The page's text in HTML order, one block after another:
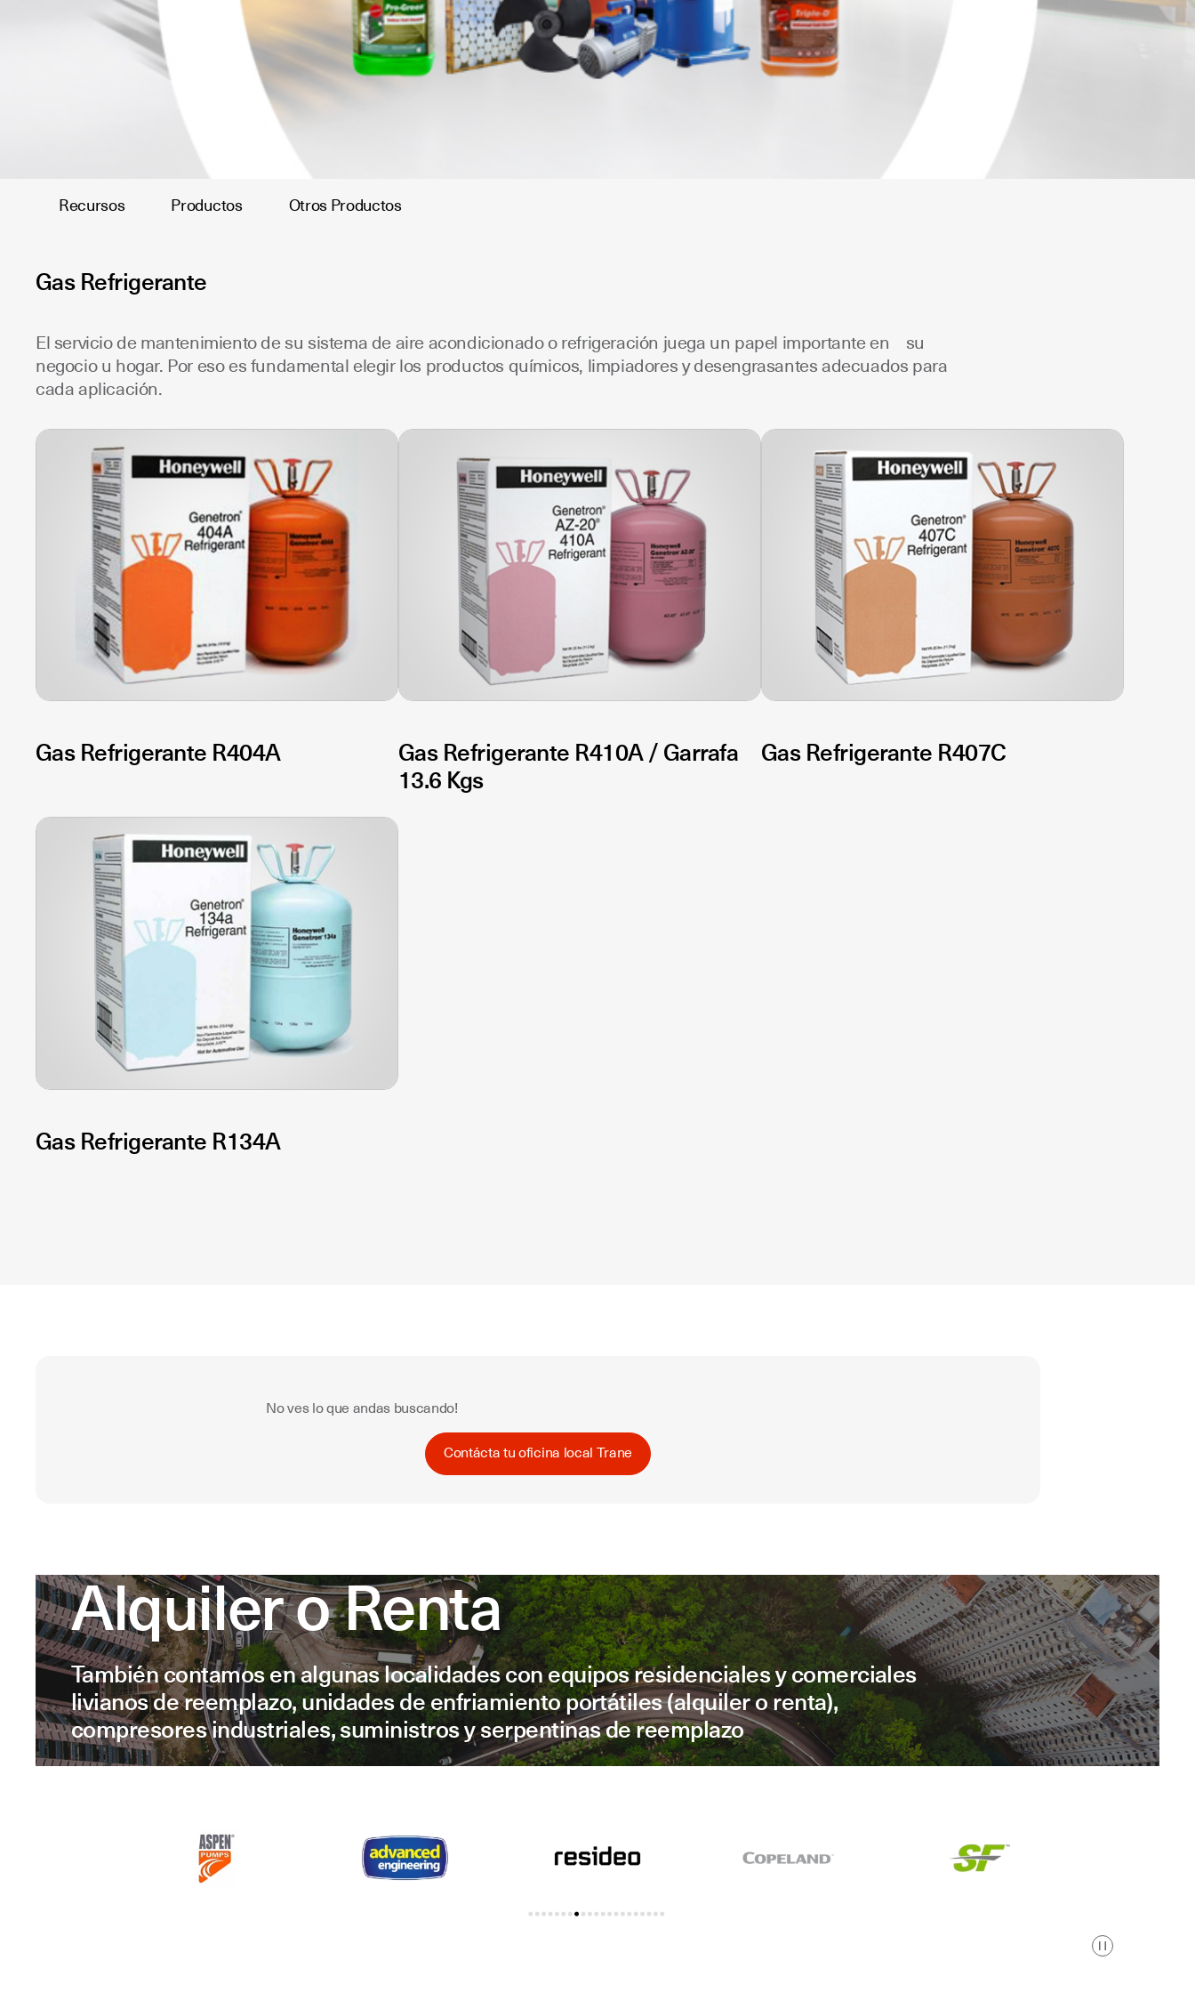
Recursos Productos Otros Productos
Gas Refrigerante
El servicio de mantenimiento de su sistema de aire acondicionado o refrigeración juega un papel importante en su
negocio u hogar. Por eso es fundamental elegir los productos químicos, limpiadores y desengrasantes adecuados para
cada aplicación.
Gas Refrigerante R404A
Gas Refrigerante R410A / Garrafa
13.6 Kgs
Gas Refrigerante R407C
Gas Refrigerante R134A
No ves lo que andas buscando!
Contácta tu oficina local Trane
Alquiler o Renta
También contamos en algunas localidades con equipos residenciales y comerciales
livianos de reemplazo, unidades de enfriamiento portátiles (alquiler o renta),
compresores industriales, suministros y serpentinas de reemplazo
Pausa